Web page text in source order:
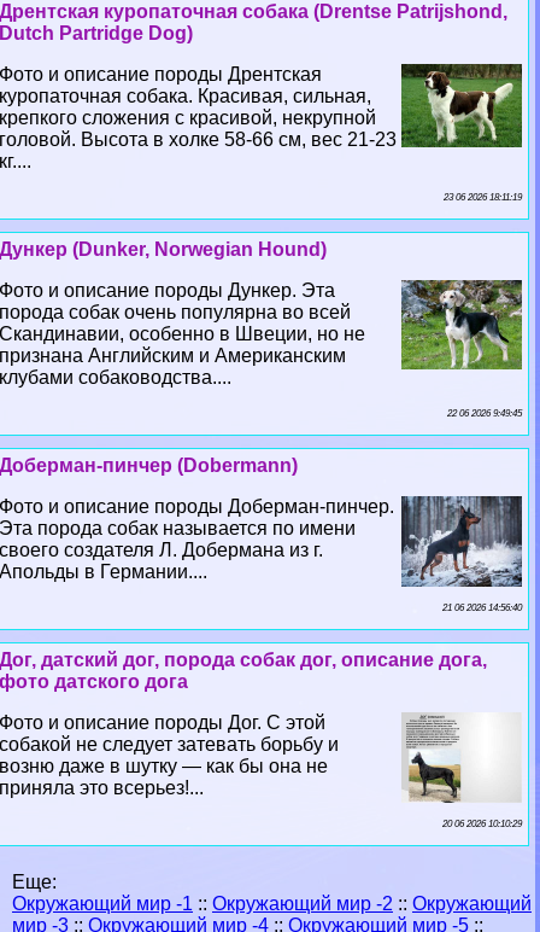
Дрентская куропаточная собака (Drentse Patrijshond,
Dutch Partridge Dog)
Фото и описание породы Дрентская
куропаточная собака. Красивая, сильная,
крепкого сложения с красивой, некрупной
головой. Высота в холке 58-66 см, вес 21-23
кг....
23 06 2026 18:11:19
Дункер (Dunker, Norwegian Hound)
Фото и описание породы Дункер. Эта
порода собак очень популярна во всей
Скандинавии, особенно в Швеции, но не
признана Английским и Американским
клубами собаководства....
22 06 2026 9:49:45
Доберман-пинчер (Dobermann)
Фото и описание породы Доберман-пинчер.
Эта порода собак называется по имени
своего создателя Л. Добермана из г.
Апольды в Германии....
21 06 2026 14:56:40
Дог, датский дог, порода собак дог, описание дога,
фото датского дога
Фото и описание породы Дог. С этой
собакой не следует затевать борьбу и
возню даже в шутку — как бы она не
приняла это всерьез!...
20 06 2026 10:10:29
Еще:
Окружающий мир -1 :: Окружающий мир -2 :: Окружающий
мир -3 :: Окружающий мир -4 :: Окружающий мир -5 ::